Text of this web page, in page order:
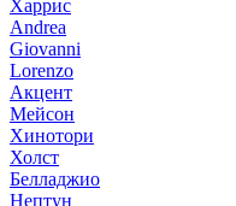
Харрис
Andrea
Giovanni
Lorenzo
Акцент
Мейсон
Хинотори
Холст
Белладжио
Нептун